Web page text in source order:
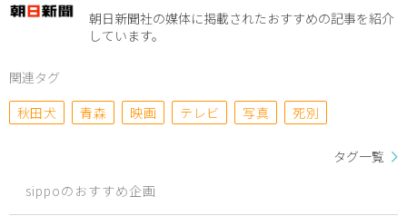
朝日新聞社の媒体に掲載されたおすすめの記事を紹介
しています。
関連タグ
秋田犬
青森 映画 テレビ 写真 死別
タグ一覧
sippoのおすすめ企画